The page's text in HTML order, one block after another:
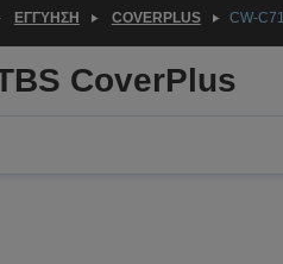
ΕΓΓΎΗΣΗ COVERPLUS CW-
CoverPlus